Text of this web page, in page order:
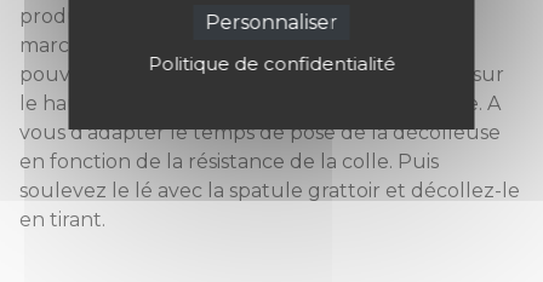
produit de décollage, puis mettez l'appareil en
marche. Une fois que l'eau est chaude, vous
pouvez commencer à appliquer la décolleuse sur
le haut du lé et descendre sur toute sa surface. A
vous d'adapter le temps de pose de la décolleuse
en fonction de la résistance de la colle. Puis
soulevez le lé avec la spatule grattoir et décollez-le
en tirant.
Personnaliser
Politique de confidentialité